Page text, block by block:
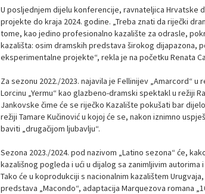
U posljednjem dijelu konferencije, ravnateljica Hrvatske
projekte do kraja 2024. godine. „Treba znati da riječki
tome, kao jedino profesionalno kazalište za odrasle,
kazališta: osim dramskih predstava širokog dijapazona,
eksperimentalne projekte“, rekla je na početku Renata
Za sezonu 2022./2023. najavila je Fellinijev „Amarcord“ u
Lorcinu „Yermu“ kao glazbeno-dramski spektakl u režiji
Jankovske čime će se riječko Kazalište pokušati bar
režiji Tamare Kučinović u kojoj će se, nakon iznimno
baviti „drugačijom ljubavlju“.
Sezona 2023./2024. pod nazivom „Latino sezona“ će,
kazališnog pogleda i ući u dijalog sa zanimljivim
Tako će u koprodukciji s nacionalnim kazalištem
predstava „Macondo“, adaptacija Marquezova romana